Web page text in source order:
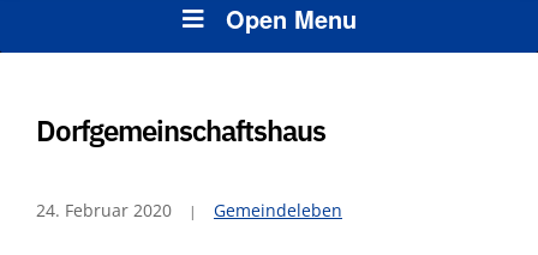
Open Menu
Dorfgemeinschaftshaus
24. Februar 2020 Gemeindeleben